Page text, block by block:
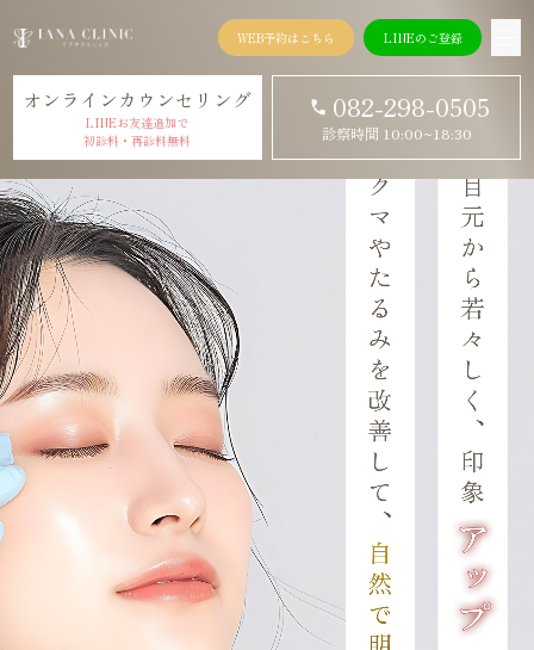
オンラインカウンセリング
LINEお友達追加で
初診料・再診料無料
082-298-0505
診察時間 10:00~18:30
WEB予約はこちら LINEのご登録